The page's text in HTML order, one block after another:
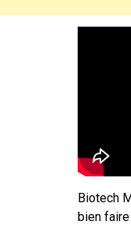
Biotech
bien